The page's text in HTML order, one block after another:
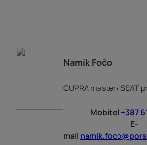
Namik Fočo
CUPRA master/ SEAT
Mobitel +387
E-
mail